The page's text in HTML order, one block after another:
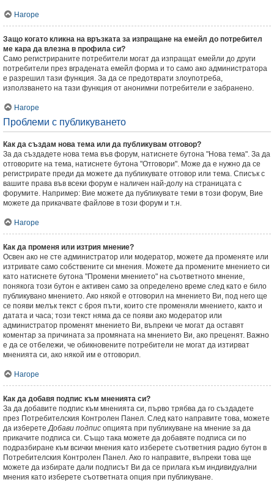
Нагоре
Защо когато кликна на връзката за изпращане на емейл до потребител
ме кара да влезна в профила си?
Само регистрираните потребители могат да изпращат емейли до други
потребители през вградената емейл форма и то само ако администратора
е разрешил тази функция. За да се предотврати злоупотреба,
използването на тази функция от анонимни потребители е забранено.
Нагоре
Проблеми с публикуването
Как да създам нова тема или да публикувам отговор?
За да създадете нова тема във форум, натиснете бутона "Нова тема". За да
отговорите на тема, натиснете бутона "Отговори". Може да е нужно да се
регистрирате преди да можете да публикувате отговор или тема. Списък с
вашите права във всеки форум е наличен най-долу на страницата с
форумите. Например: Вие можете да публикувате теми в този форум, Вие
можете да прикачвате файлове в този форум и т.н.
Нагоре
Как да променя или изтрия мнение?
Освен ако не сте администратор или модератор, можете да променяте или
изтривате само собствените си мнения. Можете да промените мнението си
като натиснете бутона "Промени мнението" на съответното мнение,
понякога този бутон е активен само за определено време след като е било
публикувано мнението. Ако някой е отговорил на мнението Ви, под него ще
се появи мелък текст с броя пъти, които сте променяли мнението, както и
датата и часа; този текст няма да се появи ако модератор или
администратор променят мнението Ви, въпреки че могат да оставят
коментар за причината за промяната на мнението Ви, ако преценят. Важно
е да се отбележи, че обикновените потребители не могат да изтирват
мненията си, ако някой им е отговорил.
Нагоре
Как да добавя подпис към мненията си?
За да добавите подпис към мненията си, първо трябва да го създадете
през Потребителския Контролен Панел. След като направите това, можете
да изберетеДобави подпис опцията при публикуване на мнение за да
прикачите подписа си. Също така можете да добавяте подписа си по
подразбиране към всички мнения като изберете съответния радио бутон в
Потребителския Контролен Панел. Ако го направите, въпреки това ще
можете да избирате дали подписът Ви да се прилага към индивидуални
мнения като изберете съответната опция при публикуване.